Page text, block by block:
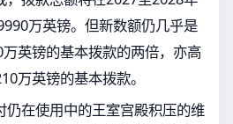
万英镑。但新数额仍几乎是
英镑的基本拨款的两倍，亦高
万英镑的基本拨款。
仍在使用中的王室宫殿积压的维